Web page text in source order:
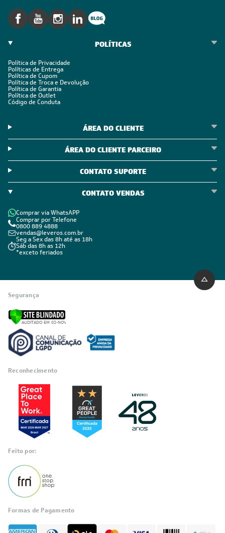
POLÍTICAS
Política de Privacidade
Políticas de Entrega
Política de Cupom
Política de Troca e Devolução
Política de Garantia
Política de Outlet
Código de Conduta
ÁREA DO CLIENTE
ÁREA DO CLIENTE PARCEIRO
CONTATO SUPORTE
CONTATO VENDAS
Comprar via WhatsAPP
Comprar por Telefone
0800 889 4888
vendas@leveros.com.br
Seg a Sex das 8h até as 18h
Sáb das 8h as 12h
*exceto feriados
Segurança
Reconhecimento
Feito por:
Formas de Pagamento